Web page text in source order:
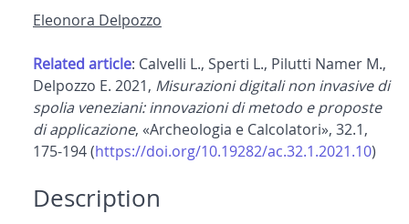
Eleonora Delpozzo
Related article: Calvelli L., Sperti L., Pilutti Namer M.,
Delpozzo E. 2021, Misurazioni digitali non invasive di
spolia veneziani: innovazioni di metodo e proposte
di applicazione, «Archeologia e Calcolatori», 32.1,
175-194 (https://doi.org/10.19282/ac.32.1.2021.10)
Description